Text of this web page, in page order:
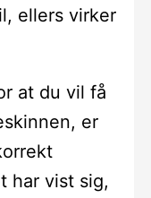
ellers virker
at du vil få
er
har vist sig,